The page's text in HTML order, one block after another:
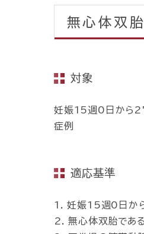
無心体双
対象
妊娠15週0日から
症例
適応基準
1. 妊娠15週0日か
2. 無心体双胎である